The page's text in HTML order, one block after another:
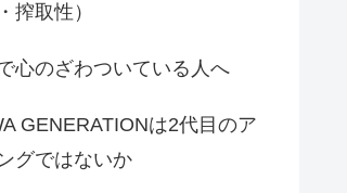
搾取性）
心のざわついている人へ
GENERATIONは2代目のア
グではないか